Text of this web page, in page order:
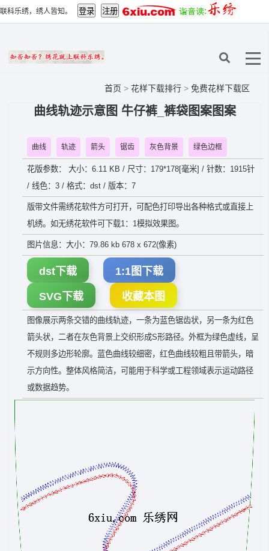
联科乐绣，绣人皆知。
首页 > 花样下载排行 > 免费花样下载区
曲线轨迹示意图 牛仔裤_裤袋图案图案
曲线 轨迹 箭头 锯齿 灰色背景 绿色边框
花版参数： 大小：6.11 KB / 尺寸：179*178[毫米] / 针数：1915针
/ 线色：3 / 格式：dst / 版本：7
版带文件需绣花软件方可打开，可配色打印导出各种格式或直接上
机绣。如无绣花软件可下载1：1模拟效果图。
图片信息：大小：79.86 kb 678 x 672(像素)
dst下载 1:1图下载
SVG下载 收藏本图
图像展示两条交错的曲线轨迹，一条为蓝色锯齿状，另一条为红色
箭头状，二者在灰色背景上交织形成S形路径。外框为绿色虚线，呈
不规则多边形轮廓。蓝色曲线较细密，红色曲线较粗且带箭头，暗
示方向性。整体风格简洁，可能用于科学或工程领域表示运动路径
或数据趋势。